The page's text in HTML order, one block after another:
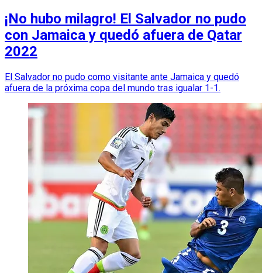
¡No hubo milagro! El Salvador no pudo
con Jamaica y quedó afuera de Qatar
2022
El Salvador no pudo como visitante ante Jamaica y quedó
afuera de la próxima copa del mundo tras igualar 1-1.